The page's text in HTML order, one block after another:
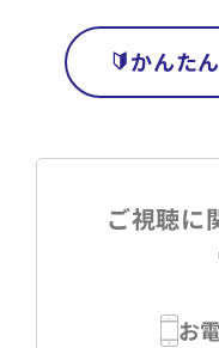
かんた
ご視聴に
お